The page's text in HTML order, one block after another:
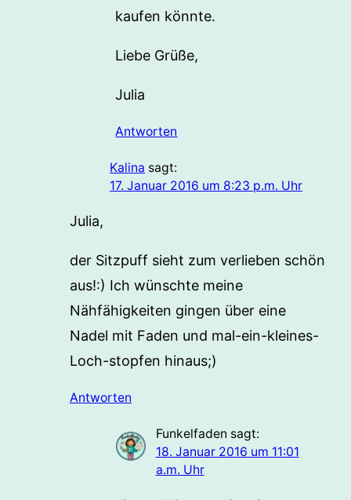
kaufen könnte.
Liebe Grüße,
Julia
Antworten
Kalina sagt:
17. Januar 2016 um 8:23 p.m. Uhr
Julia,
der Sitzpuff sieht zum verlieben schön
aus!:) Ich wünschte meine
Nähfähigkeiten gingen über eine
Nadel mit Faden und mal-ein-kleines-
Loch-stopfen hinaus;)
Antworten
Funkelfaden sagt:
18. Januar 2016 um 11:01
a.m. Uhr